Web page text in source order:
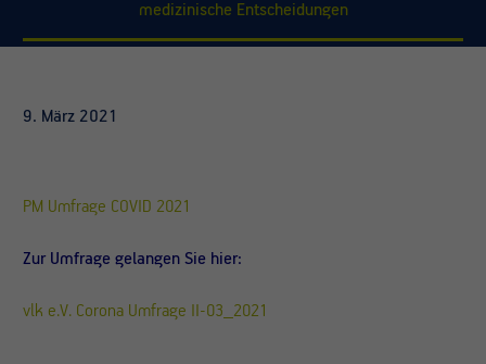
medizinische Entscheidungen
9. März 2021
PM Umfrage COVID 2021
Zur Umfrage gelangen Sie hier:
vlk e.V. Corona Umfrage II-03_2021